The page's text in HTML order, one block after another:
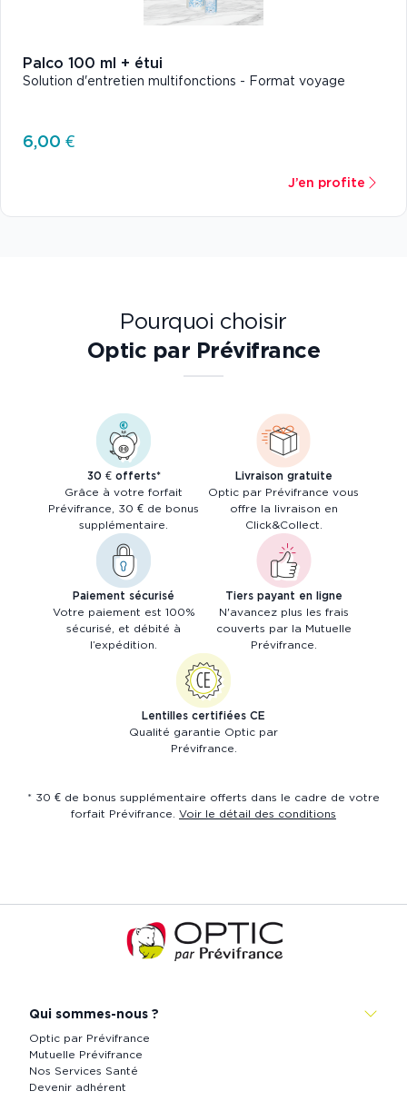
Palco 100 ml + étui
Solution d'entretien multifonctions - Format voyage
6,00 €
J’en profite
Pourquoi choisir
Optic par Prévifrance
30 € offerts*
Grâce à votre forfait
Prévifrance, 30 € de bonus
supplémentaire.
Livraison gratuite
Optic par Prévifrance vous
offre la livraison en
Click&Collect.
Paiement sécurisé
Votre paiement est 100%
sécurisé, et débité à
l’expédition.
Tiers payant en ligne
N'avancez plus les frais
couverts par la Mutuelle
Prévifrance.
Lentilles certifiées CE
Qualité garantie Optic par
Prévifrance.
* 30 € de bonus supplémentaire offerts dans le cadre de votre
forfait Prévifrance. Voir le détail des conditions
Accueil
de
Qui sommes-nous ?
Optic par Prévifrance
Mutuelle Prévifrance
Nos Services Santé
Devenir adhérent